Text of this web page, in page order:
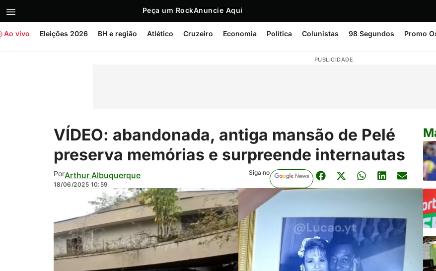
Peça um RockAnuncie Aqui
Ao vivo Eleições 2026 BH e região Atlético Cruzeiro Economia Política Colunistas 98 Segundos Promo
PUBLICIDADE
VÍDEO: abandonada, antiga mansão de Pelé
preserva memórias e surpreende internautas
PorArthur Albuquerque
18/06/2025 10:59
Siga no